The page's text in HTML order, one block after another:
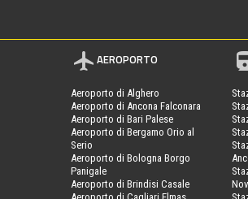
AEROPORTO
Aeroporto di Alghero
Aeroporto di Ancona Falconara
Aeroporto di Bari Palese
Aeroporto di Bergamo Orio al
Serio
Aeroporto di Bologna Borgo
Panigale
Aeroporto di Brindisi Casale